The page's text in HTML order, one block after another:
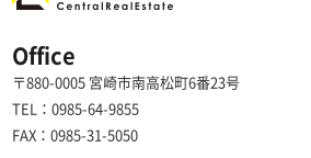
Office
〒880-0005 宮崎市南高松町6番23号
TEL：0985-64-9855
FAX：0985-31-5050